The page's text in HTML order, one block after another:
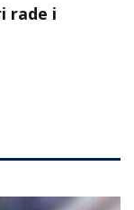
rade i